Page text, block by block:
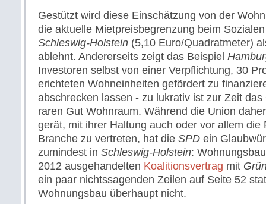
Gestützt wird diese Einschätzung von der
die aktuelle Mietpreisbegrenzung beim
Schleswig-Holstein (5,10 Euro/Quadratmeter)
ablehnt. Andererseits zeigt das Beispiel
Investoren selbst von einer Verpflichtung, 30
erichteten Wohneinheiten gefördert zu
abschrecken lassen - zu lukrativ ist zur Zeit
raren Gut Wohnraum. Während die Union
gerät, mit ihrer Haltung auch oder vor allem die
Branche zu vertreten, hat die SPD ein
zumindest in Schleswig-Holstein:
2012 ausgehandelten Koalitionsvertrag mit
ein paar nichtssagenden Zeilen auf Seite 52
Wohnungsbau überhaupt nicht.